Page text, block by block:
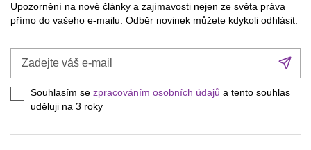
Upozornění na nové články a zajímavosti nejen ze světa práva
přímo do vašeho e-mailu. Odběr novinek můžete kdykoli odhlásit.
Zadejte
e-
mail
Souhlasím se zpracováním osobních údajů a tento souhlas
uděluji na 3 roky